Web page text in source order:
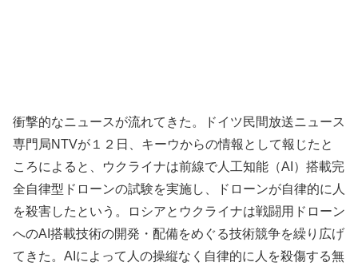
衝撃的なニュースが流れてきた。ドイツ民間放送ニュース
専門局NTVが１２日、キーウからの情報として報じたと
ころによると、ウクライナは前線で人工知能（AI）搭載完
全自律型ドローンの試験を実施し、ドローンが自律的に人
を殺害したという。ロシアとウクライナは戦闘用ドローン
へのAI搭載技術の開発・配備をめぐる技術競争を繰り広げ
てきた。AIによって人の操縦なく自律的に人を殺傷する無